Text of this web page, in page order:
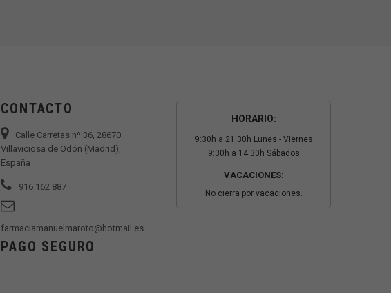
CONTACTO
Calle Carretas nº 36, 28670
Villaviciosa de Odón (Madrid),
España
916 162 887
farmaciamanuelmaroto@hotmail.es
HORARIO:
9:30h a 21:30h Lunes - Viernes
9:30h a 14:30h Sábados
VACACIONES:
No cierra por vacaciones.
PAGO SEGURO